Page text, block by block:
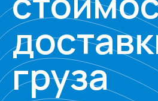
груза